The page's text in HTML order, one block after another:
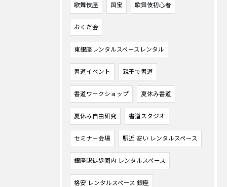
歌舞伎座 国宝 歌舞伎初心者
おくだ会
東銀座レンタルスペースレンタル
書道イベント 親子で書道
書道ワークショップ 夏休み書道
夏休み自由研究 書道スタジオ
セミナー会場 駅近 安い レンタルスペース
銀座駅徒歩圏内 レンタルスペース
格安 レンタルスペース 銀座